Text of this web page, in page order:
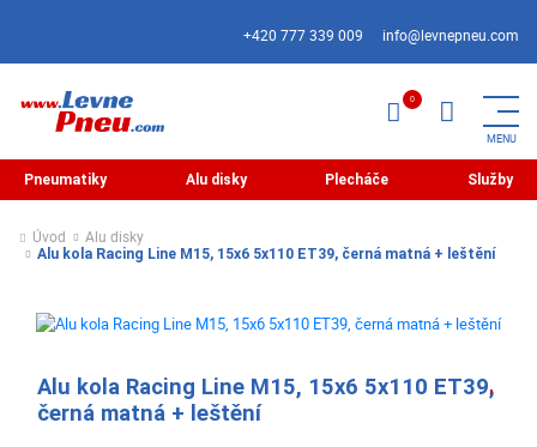
+420 777 339 009 info@levnepneu.com
Pneumatiky Alu disky Plecháče Služby
Úvod Alu disky
Alu kola Racing Line M15, 15x6 5x110 ET39, černá matná + leštění
Alu kola Racing Line M15, 15x6 5x110 ET39,
černá matná + leštění